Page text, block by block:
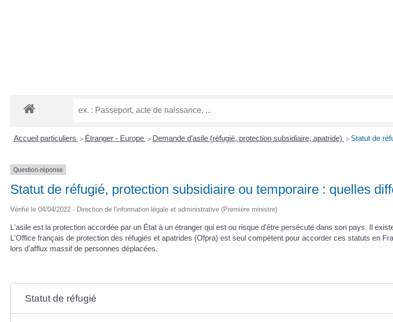
Accueil particuliers > Étranger - Europe > Demande d'asile (réfugié, protection subsidiaire, apatride) > Statut de
Question-réponse
Statut de réfugié, protection subsidiaire ou temporaire : quelles
Vérifié le 04/04/2022 - Direction de l'information légale et administrative (Première ministre)
L'asile est la protection accordée par un État à un étranger qui est ou risque d'être persécuté dans son pays. Il
L'Office français de protection des réfugiés et apatrides (Ofpra) est seul compétent pour accorder ces statuts en
lors d'afflux massif de personnes déplacées.
Statut de réfugié